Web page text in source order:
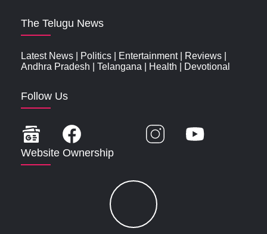
The Telugu News
Latest News Politics Entertainment| Reviews
Andhra Pradesh
Telangana Health Devotional
Follow Us
Website Ownership